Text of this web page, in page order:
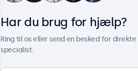
Har du brug for hjælp?
Ring til os eller send en besked for
specialist.